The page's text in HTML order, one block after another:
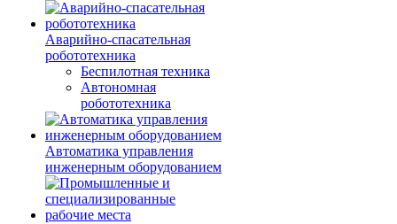
Аварийно-спасательная
робототехника
Беспилотная техника
Автономная
робототехника
Автоматика управления
инженерным оборудованием